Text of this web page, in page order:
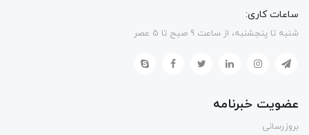
ساعات کاری:
شنبه تا پنجشنبه، از ساعت 9 صبح تا 5 عصر
عضویت خبرنامه
بروزرسانی